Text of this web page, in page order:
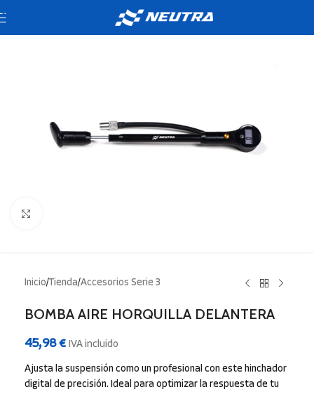
Skip to navigation
Inicio/Tienda/Accesorios Serie 3
BOMBA AIRE HORQUILLA DELANTERA
45,98€ IVA incluido
Ajusta la suspensión como un profesional con este hinchador
digital de precisión. Ideal para optimizar la respuesta de tu